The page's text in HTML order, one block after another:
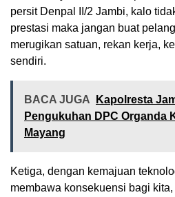
persit Denpal II/2 Jambi, kalo
prestasi maka jangan buat
merugikan satuan, rekan kerja,
sendiri.
BACA JUGA
Kapolresta
Pengukuhan DPC Organda
Mayang
Ketiga, dengan kemajuan
membawa konsekuensi bagi